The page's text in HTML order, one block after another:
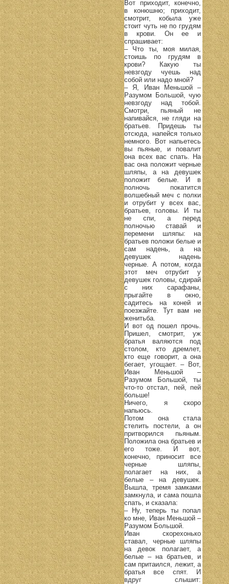
Вот приходит, конечно,
в конюшню; приходит,
смотрит, кобыла уже
стоит чуть не по грудям
в крови. Он ее и
спрашивает:
– Что ты, моя милая,
стоишь по грудям в
крови? Какую ты
невзгоду чуешь над
собой или надо мной?
– Я, Иван Меньшой –
Разумом Большой, чую
невзгоду над тобой.
Смотри, пьяный не
напивайся, не гляди на
братьев. Придешь ты
отсюда, напейся только
немного. Вот напьетесь
вы пьяные, и повалит
она всех вас спать. На
вас она положит черные
шляпы, а на девушек
положит белые. И в
полночь покатится
волшебный меч с полки
и отрубит у всех вас,
братьев, головы. И ты
не спи, а перед
полночью ставай и
перемени шляпы: на
братьев положи белые и
сам надень, а на
девушек надень
черные. А потом, когда
этот меч отрубит у
девушек головы, сдирай
с них сарафаны,
прыгайте в окно,
садитесь на коней и
поезжайте. Тут вам не
женитьба.
И вот од пошел прочь.
Пришел, смотрит, уж
братья валяются под
столом, кто дремлет,
кто еще говорит, а она
бегает, угощает. – Вот,
Иван Меньшой –
Разумом Большой, ты
что-то отстал, пей, пей
больше!
Ничего, я скоро
напьюсь.
Потом она стала
стелить постели, а он
притворился пьяным.
Положила она братьев и
его тоже. И вот,
конечно, приносит все
черные шляпы,
полагает на них, а
белые – на девушек.
Вышла, тремя замками
замкнула, и сама пошла
спать, и сказала:
– Ну, теперь ты попал
ко мне, Иван Меньшой –
Разумом Большой.
Иван скорехонько
ставал, черные шляпы
на девок полагает, а
белые – на братьев, и
сам притаился, лежит, а
братья все спят. И
вдруг слышит: